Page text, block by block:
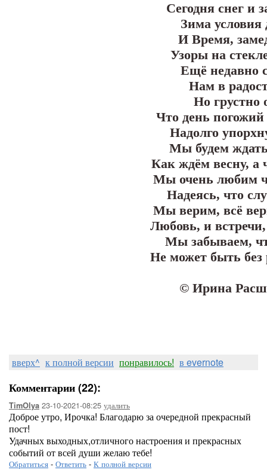
Сегодня снег и
Зима условия
И Время,
Узоры на
Ещё недавно
Нам в
Но грустно
Что день
Надолго
Мы будем
Как ждём весну, а
Мы очень любим
Надеясь, что
Мы верим, всё
Любовь, и
Мы забываем,
Не может быть без
© Ирина
вверх^ к полной версии понравилось! в evernote
Комментарии (22):
TimOlya 23-10-2021-08:25 удалить
Доброе утро, Ирочка! Благодарю за очередной прекрасный
пост!
Удачных выходных,отличного настроения и прекрасных
событий от всей души желаю тебе!
Обратиться - Ответить - К полной версии